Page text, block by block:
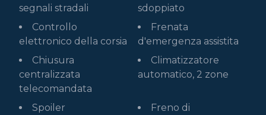
segnali stradali
sdoppiato
Controllo
elettronico della corsia
Frenata
d'emergenza assistita
Chiusura
centralizzata
telecomandata
Climatizzatore
automatico, 2 zone
Spoiler
Freno di